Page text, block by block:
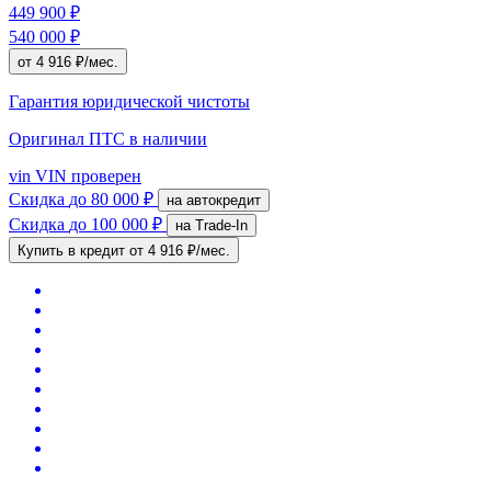
449 900 ₽
540 000 ₽
от 4 916 ₽/мес.
Гарантия юридической чистоты
Оригинал ПТС в наличии
vin VIN проверен
Скидка до 80 000 ₽ на автокредит
Скидка до 100 000 ₽
на Trade-In
Купить в кредит от 4 916 ₽/мес.